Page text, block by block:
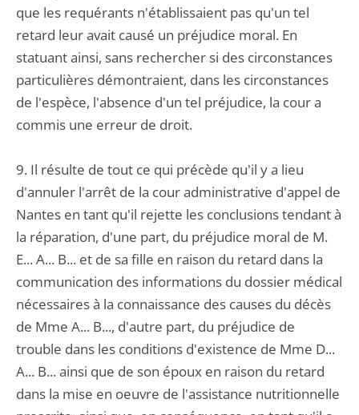
que les requérants n'établissaient pas qu'un tel
retard leur avait causé un préjudice moral. En
statuant ainsi, sans rechercher si des circonstances
particulières démontraient, dans les circonstances
de l'espèce, l'absence d'un tel préjudice, la cour a
commis une erreur de droit.
9. Il résulte de tout ce qui précède qu'il y a lieu
d'annuler l'arrêt de la cour administrative d'appel de
Nantes en tant qu'il rejette les conclusions tendant à
la réparation, d'une part, du préjudice moral de M.
E... A... B... et de sa fille en raison du retard dans la
communication des informations du dossier médical
nécessaires à la connaissance des causes du décès
de Mme A... B..., d'autre part, du préjudice de
trouble dans les conditions d'existence de Mme D...
A... B... ainsi que de son époux en raison du retard
dans la mise en oeuvre de l'assistance nutritionnelle